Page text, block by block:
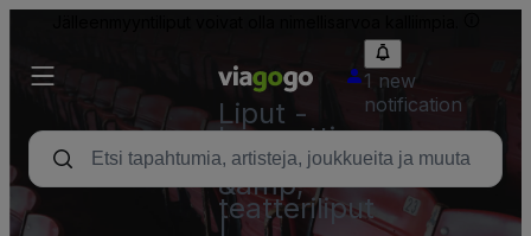
Liput -
konsertti,
urheilu
&amp;
teatteriliput
1 new
notification